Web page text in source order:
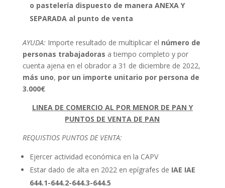
o pastelería dispuesto de manera ANEXA Y
SEPARADA al punto de venta
AYUDA: Importe resultado de multiplicar el número de
personas trabajadoras a tiempo completo y por
cuenta ajena en el obrador a 31 de diciembre de 2022,
más uno, por un importe unitario por persona de
3.000€
LINEA DE COMERCIO AL POR MENOR DE PAN Y
PUNTOS DE VENTA DE PAN
REQUISTIOS PUNTOS DE VENTA:
Ejercer actividad económica en la CAPV
Estar dado de alta en 2022 en epígrafes de IAE IAE
644.1-644.2-644.3-644.5